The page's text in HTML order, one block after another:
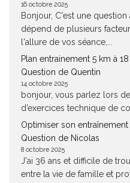
16 octobre 2025
Bonjour, C'est une
dépend de plusieurs
l'allure de vos séance,...
Plan entrainement 5 km à
Question de Quentin
14 octobre 2025
bonjour, vous parlez lors
d’exercices technique de
Optimiser son
Question de Nicolas
8 octobre 2025
J'ai 36 ans et difficile de
entre la vie de famille et